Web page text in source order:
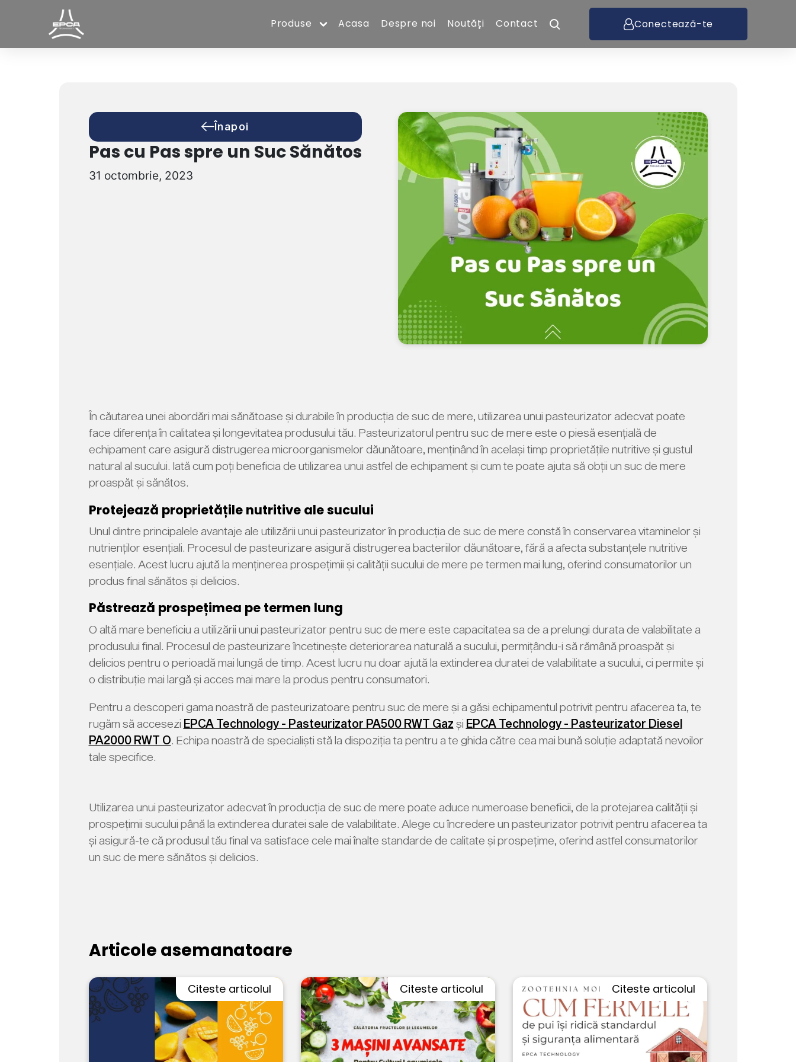
Produse Acasa Despre noi Noutăți Contact Conectează-te
Înapoi
Pas cu Pas spre un Suc Sănătos
31 octombrie, 2023
În căutarea unei abordări mai sănătoase și durabile în producția de suc de mere, utilizarea unui pasteurizator adecvat poate
face diferența în calitatea și longevitatea produsului tău. Pasteurizatorul pentru suc de mere este o piesă esențială de
echipament care asigură distrugerea microorganismelor dăunătoare, menținând în același timp proprietățile nutritive și gustul
natural al sucului. Iată cum poți beneficia de utilizarea unui astfel de echipament și cum te poate ajuta să obții un suc de mere
proaspăt și sănătos.
Protejează proprietățile nutritive ale sucului
Unul dintre principalele avantaje ale utilizării unui pasteurizator în producția de suc de mere constă în conservarea vitaminelor și
nutrienților esențiali. Procesul de pasteurizare asigură distrugerea bacteriilor dăunătoare, fără a afecta substanțele nutritive
esențiale. Acest lucru ajută la menținerea prospețimii și calității sucului de mere pe termen mai lung, oferind consumatorilor un
produs final sănătos și delicios.
Păstrează prospețimea pe termen lung
O altă mare beneficiu a utilizării unui pasteurizator pentru suc de mere este capacitatea sa de a prelungi durata de valabilitate a
produsului final. Procesul de pasteurizare încetinește deteriorarea naturală a sucului, permițându-i să rămână proaspăt și
delicios pentru o perioadă mai lungă de timp. Acest lucru nu doar ajută la extinderea duratei de valabilitate a sucului, ci permite și
o distribuție mai largă și acces mai mare la produs pentru consumatori.
Pentru a descoperi gama noastră de pasteurizatoare pentru suc de mere și a găsi echipamentul potrivit pentru afacerea ta, te
rugăm să accesezi EPCA Technology - Pasteurizator PA500 RWT Gaz și EPCA Technology - Pasteurizator Diesel
PA2000 RWT O. Echipa noastră de specialiști stă la dispoziția ta pentru a te ghida către cea mai bună soluție adaptată nevoilor
tale specifice.
Utilizarea unui pasteurizator adecvat în producția de suc de mere poate aduce numeroase beneficii, de la protejarea calității și
prospețimii sucului până la extinderea duratei sale de valabilitate. Alege cu încredere un pasteurizator potrivit pentru afacerea ta
și asigură-te că produsul tău final va satisface cele mai înalte standarde de calitate și prospețime, oferind astfel consumatorilor
un suc de mere sănătos și delicios.
Articole asemanatoare
Citeste articolul Citeste articolul Citeste articolul